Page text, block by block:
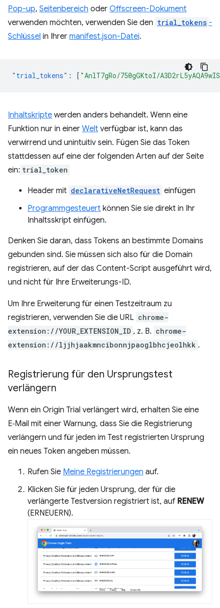
Pop-up, Seitenbereich oder Offscreen-Dokument
verwenden möchten, verwenden Sie den trial_tokens -
Schlüssel in Ihrer manifest.json-Datei.
"trial_tokens" : [ "AnlT7gRo/750gGKtoI/
Inhaltskripte werden anders behandelt. Wenn eine
Funktion nur in einer Welt verfügbar ist, kann das
verwirrend und unintuitiv sein. Fügen Sie das Token
stattdessen auf eine der folgenden Arten auf der Seite
ein: trial_token
Header mit declarativeNetRequest einfügen
Programmgesteuert können Sie sie direkt in Ihr
Inhaltsskript einfügen.
Denken Sie daran, dass Tokens an bestimmte Domains
gebunden sind. Sie müssen sich also für die Domain
registrieren, auf der das Content-Script ausgeführt wird,
und nicht für Ihre Erweiterungs-ID.
Um Ihre Erweiterung für einen Testzeitraum zu
registrieren, verwenden Sie die URL chrome-
extension://YOUR_EXTENSION_ID , z. B. chrome-
extension://ljjhjaakmncibonnjpaoglbhcjeolhkk .
Registrierung für den Ursprungstest
verlängern
Wenn ein Origin Trial verlängert wird, erhalten Sie eine
E‑Mail mit einer Warnung, dass Sie die Registrierung
verlängern und für jeden im Test registrierten Ursprung
ein neues Token angeben müssen.
Rufen Sie Meine Registrierungen auf.
Klicken Sie für jeden Ursprung, der für die
verlängerte Testversion registriert ist, auf RENEW
(ERNEUERN).